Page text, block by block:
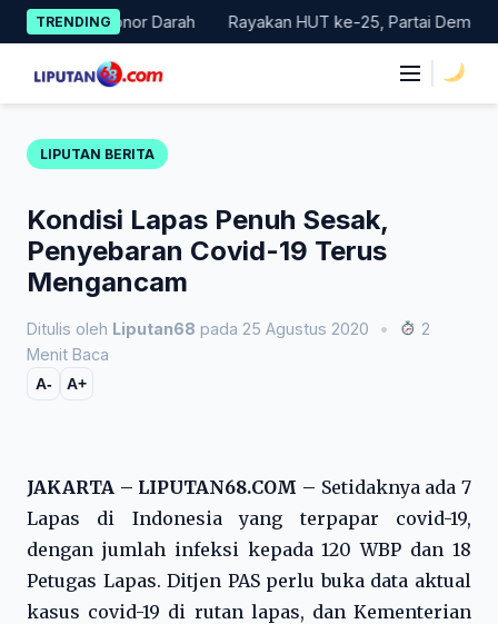
Skip
to
content
TRENDING
Donor Darah Rayakan HUT ke-25, Partai Demokrat Bali
LIPUTAN BERITA
Kondisi Lapas Penuh Sesak,
Penyebaran Covid-19 Terus
Mengancam
Ditulis oleh Liputan68 pada 25 Agustus 2020 •
2
Menit Baca
A- A+
JAKARTA – LIPUTAN68.COM – Setidaknya ada 7
Lapas di Indonesia yang terpapar covid-19,
dengan jumlah infeksi kepada 120 WBP dan 18
Petugas Lapas. Ditjen PAS perlu buka data aktual
kasus covid-19 di rutan lapas, dan Kementerian